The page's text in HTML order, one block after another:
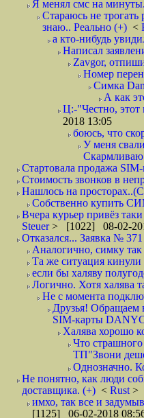
Я менял смс на
Стараюсь не
знаю.. Реально (+) <
а кто-нибудь
Написал
Zavgor,
Номер
Симка
А как
Ц:-"Честно, этот
2018 13:05
боюсь, что
У меня
Стартовала продажа
Стоимость звонков в
Нашлось на
Собственно купить
Вчера курьер привёз
Steuer> [1022] 08-02-
Отказался... Заявка №
Аналогично, симку
Та же ситуация
если бы халяву
Логично. Хотя халява
Не с момента
Друзья! Обращаем
SIM-карты
Халява хорошо
Что
ТП"Звони
Однозначно.
Не понятно, как люди
доставщика. (+) < Rust >
имхо, так все и
[1125] 06-02-2018